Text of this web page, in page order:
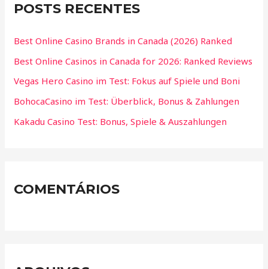
POSTS RECENTES
Best Online Casino Brands in Canada (2026) Ranked
Best Online Casinos in Canada for 2026: Ranked Reviews
Vegas Hero Casino im Test: Fokus auf Spiele und Boni
BohocaCasino im Test: Überblick, Bonus & Zahlungen
Kakadu Casino Test: Bonus, Spiele & Auszahlungen
COMENTÁRIOS